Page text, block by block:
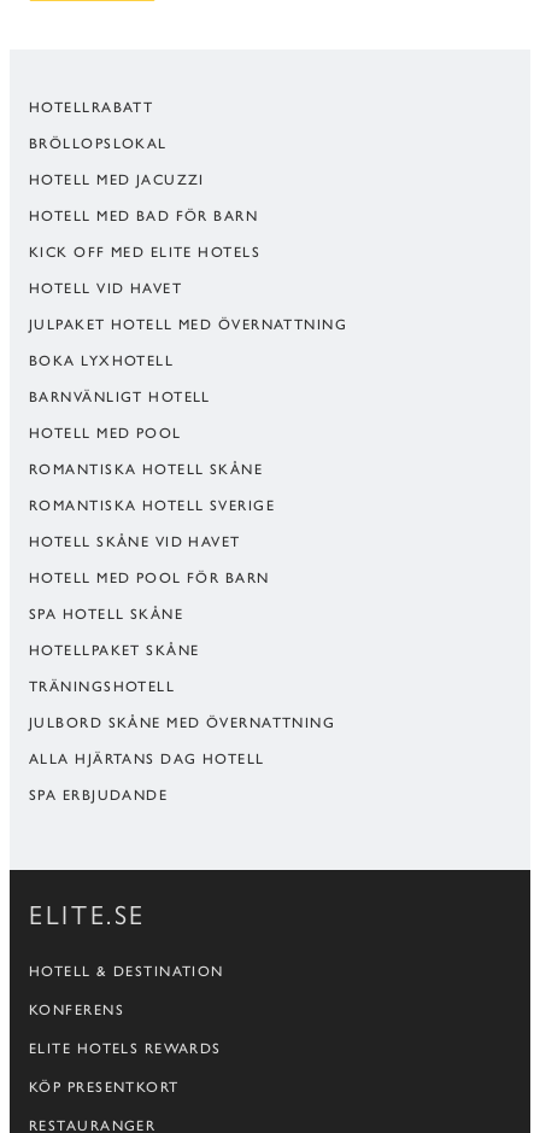
HOTELLRABATT
BRÖLLOPSLOKAL
HOTELL MED JACUZZI
HOTELL MED BAD FÖR BARN
KICK OFF MED ELITE HOTELS
HOTELL VID HAVET
JULPAKET HOTELL MED ÖVERNATTNING
BOKA LYXHOTELL
BARNVÄNLIGT HOTELL
HOTELL MED POOL
ROMANTISKA HOTELL SKÅNE
ROMANTISKA HOTELL SVERIGE
HOTELL SKÅNE VID HAVET
HOTELL MED POOL FÖR BARN
SPA HOTELL SKÅNE
HOTELLPAKET SKÅNE
TRÄNINGSHOTELL
JULBORD SKÅNE MED ÖVERNATTNING
ALLA HJÄRTANS DAG HOTELL
SPA ERBJUDANDE
ELITE.SE
HOTELL & DESTINATION
KONFERENS
ELITE HOTELS REWARDS
KÖP PRESENTKORT
RESTAURANGER